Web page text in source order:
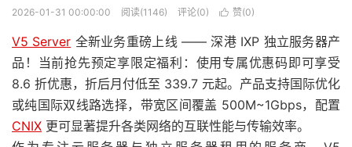
2026-01-31 00:00:00 阅读(1146) 评论(0)  赞(0)
V5 Server 全新业务重磅上线 —— 深港 IXP 独立服务器产
品！当前抢先预定享限定福利：使用专属优惠码即可享受
8.6 折优惠，折后月付低至 339.7 元起。产品支持国际优化
或纯国际双线路选择，带宽区间覆盖 500M~1Gbps，配置
CNIX 更可显著提升各类网络的互联性能与传输效率。